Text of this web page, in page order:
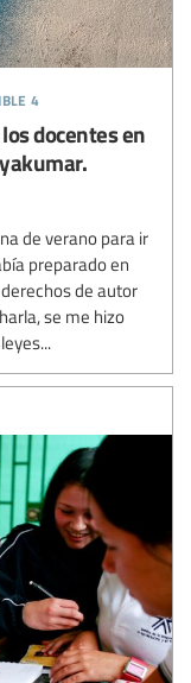
4
docentes en
de verano para ir
preparado en
de autor
se me hizo